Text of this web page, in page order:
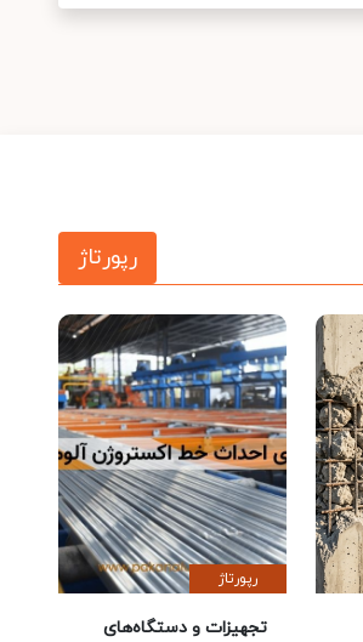
رپورتاژ
رپورتاژ
تجهیزات و دستگاه‌های